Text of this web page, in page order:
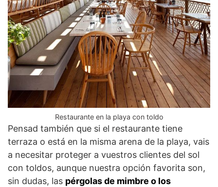
Restaurante en la playa con toldo
Pensad también que si el restaurante tiene
terraza o está en la misma arena de la playa, vais
a necesitar proteger a vuestros clientes del sol
con toldos, aunque nuestra opción favorita son,
sin dudas, las pérgolas de mimbre o los